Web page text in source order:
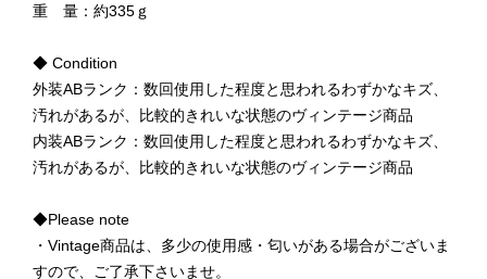
重 量：約335ｇ
◆ Condition
外装ABランク：数回使用した程度と思われるわずかなキズ、
汚れがあるが、比較的きれいな状態のヴィンテージ商品
内装ABランク：数回使用した程度と思われるわずかなキズ、
汚れがあるが、比較的きれいな状態のヴィンテージ商品
◆Please note
・Vintage商品は、多少の使用感・匂いがある場合がございま
すので、ご了承下さいませ。